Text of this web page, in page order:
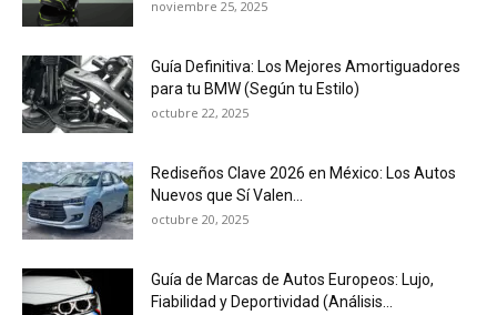
noviembre 25, 2025
Guía Definitiva: Los Mejores Amortiguadores
para tu BMW (Según tu Estilo)
octubre 22, 2025
Rediseños Clave 2026 en México: Los Autos
Nuevos que Sí Valen...
octubre 20, 2025
Guía de Marcas de Autos Europeos: Lujo,
Fiabilidad y Deportividad (Análisis...